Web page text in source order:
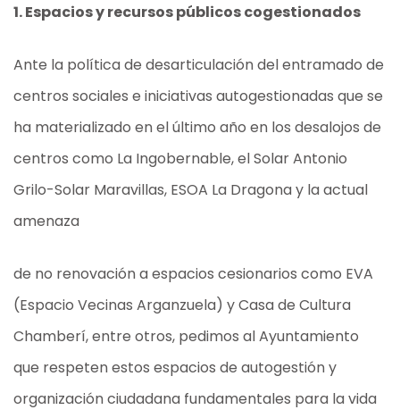
1. Espacios y recursos públicos cogestionados
Ante la política de desarticulación del entramado de
centros sociales e iniciativas autogestionadas que se
ha materializado en el último año en los desalojos de
centros como La Ingobernable, el Solar Antonio
Grilo-Solar Maravillas, ESOA La Dragona y la actual
amenaza
de no renovación a espacios cesionarios como EVA
(Espacio Vecinas Arganzuela) y Casa de Cultura
Chamberí, entre otros, pedimos al Ayuntamiento
que respeten estos espacios de autogestión y
organización ciudadana fundamentales para la vida